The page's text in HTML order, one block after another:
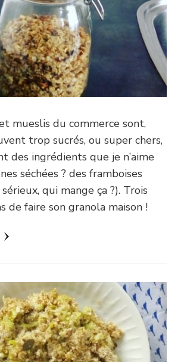
mueslis du commerce sont,
trop sucrés, ou super chers,
des ingrédients que je n’aime
séchées ? des framboises
qui mange ça ?). Trois
de faire son granola maison !